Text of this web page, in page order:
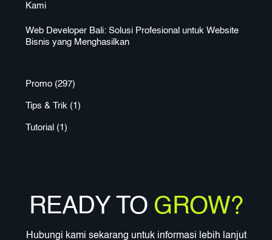
Kami
Web Developer Bali: Solusi Profesional untuk Website
Bisnis yang Menghasilkan
Promo (297)
Tips & Trik (1)
Tutorial (1)
READY TO GROW?
Hubungi kami sekarang untuk informasi lebih lanjut